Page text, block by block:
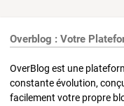
Overblog : Votre
OverBlog est une
constante évolution,
facilement votre propre